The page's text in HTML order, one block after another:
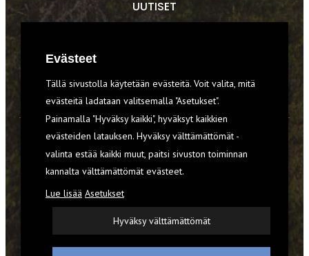
UUTISET
VARUSTEET
TILAA RETKI-LEHTI
YHTEYSTIEDOT
REKISTERISELOSTE
EVÄSTEET
Evästeet
Tällä sivustolla käytetään evästeitä. Voit valita, mitä
evästeitä ladataan valitsemalla "Asetukset".
Painamalla "Hyväksy kaikki", hyväksyt kaikkien
evästeiden latauksen. Hyväksy välttämättömät -
valinta estää kaikki muut, paitsi sivuston toiminnan
kannalta välttämättömät evästeet.
Lue lisää Asetukset
Hyväksy välttämättömät